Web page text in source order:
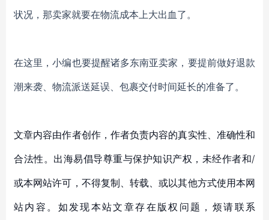
状况，那卖家就要在物流成本上大出血了。
在这里，小编也要提醒诸多东南亚卖家，要提前做好退款
潮来袭、物流派送延误、包裹交付时间延长的准备了。
文章内容由作者创作，作者负责内容的真实性、准确性和
合法性。出海易倡导尊重与保护知识产权，未经作者和/
或本网站许可，不得复制、转载、或以其他方式使用本网
站内容。如发现本站文章存在版权问题，烦请联系